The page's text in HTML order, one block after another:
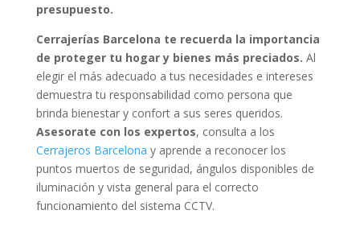
presupuesto.
Cerrajerías Barcelona te recuerda la importancia
de proteger tu hogar y bienes más preciados. Al
elegir el más adecuado a tus necesidades e intereses
demuestra tu responsabilidad como persona que
brinda bienestar y confort a sus seres queridos.
Asesorate con los expertos, consulta a los
Cerrajeros Barcelona y aprende a reconocer los
puntos muertos de seguridad, ángulos disponibles de
iluminación y vista general para el correcto
funcionamiento del sistema CCTV.